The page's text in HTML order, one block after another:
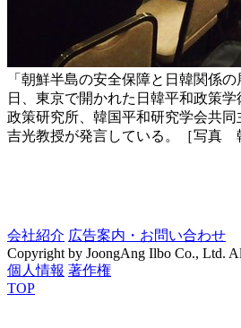
「朝鮮半島の安全保障と日韓関係
日、東京で開かれた日韓平和政策
政策研究所、韓国平和研究学会共同
吉光教授が発言している。［写真
会社紹介 広告案内・お問い合わせ
Copyright by JoongAng Ilbo Co., Ltd.
個人情報 著作権
TOP